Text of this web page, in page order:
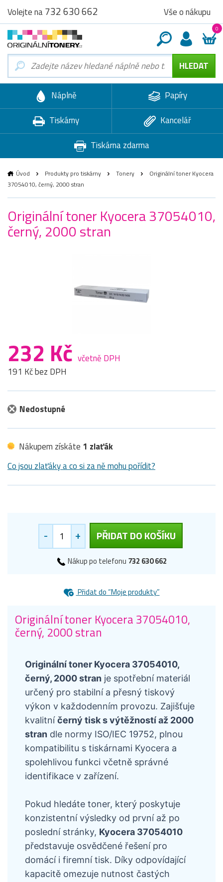
Volejte na732 630 662 Vše o nákupu
0
Náplně
Papíry
Tiskárny
Kancelář
Tiskárna zdarma
Úvod Produkty pro tiskárny Tonery
Originální toner Kyocera
37054010, černý, 2000 stran
Originální toner Kyocera 37054010,
černý, 2000 stran
232 Kč včetně DPH
191 Kč bez DPH
Nedostupné
Nákupem získáte 1 zlaťák
Co jsou zlaťáky a co si za ně mohu pořídit?
- + PŘIDAT DO KOŠÍKU
Nákup po telefonu 732 630 662
Přidat do “Moje produkty”
Originální toner Kyocera 37054010,
černý, 2000 stran
Originální toner Kyocera 37054010,
černý, 2000 stran je spotřební materiál
určený pro stabilní a přesný tiskový
výkon v každodenním provozu. Zajišťuje
kvalitníčerný tisk s výtěžností až 2000
stran dle normy ISO/IEC 19752, plnou
kompatibilitu s tiskárnami Kyocera a
spolehlivou funkci včetně správné
identifikace v zařízení.
Pokud hledáte toner, který poskytuje
konzistentní výsledky od první až po
poslední stránky, Kyocera 37054010
představuje osvědčené řešení pro
domácí i firemní tisk. Díky odpovídající
kapacitě omezuje nutnost častých